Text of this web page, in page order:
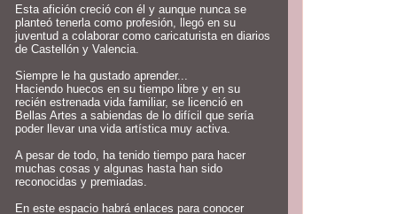
Esta afición creció con él y aunque nunca se
planteó tenerla como profesión, llegó en su
juventud a colaborar como caricaturista en diarios
de Castellón y Valencia.
Siempre le ha gustado aprender...
Haciendo huecos en su tiempo libre y en su
recién estrenada vida familiar, se licenció en
Bellas Artes a sabiendas de lo difícil que sería
poder llevar una vida artística muy activa.
A pesar de todo, ha tenido tiempo para hacer
muchas cosas y algunas hasta han sido
reconocidas y premiadas.
En este espacio habrá enlaces para conocer